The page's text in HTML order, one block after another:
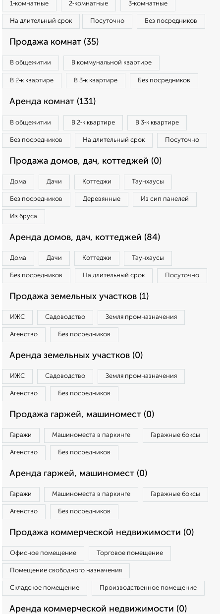
1‑комнатные 2‑комнатные 3‑комнатные
На длительный срок Посуточно Без посредников
Продажа комнат (35)
В общежитии В коммунальной квартире
В 2‑к квартире В 3‑к квартире Без посредников
Аренда комнат (131)
В общежитии В 2‑к квартире В 3‑к квартире
Без посредников На длительный срок Посуточно
Продажа домов, дач, коттеджей (0)
Дома Дачи Коттеджи Таунхаусы
Без посредников Деревянные Из сип панелей
Из бруса
Аренда домов, дач, коттеджей (84)
Дома Дачи Коттеджи Таунхаусы
Без посредников На длительный срок Посуточно
Продажа земельных участков (1)
ИЖС Садоводство Земля промназначения
Агенство Без посредников
Аренда земельных участков (0)
ИЖС Садоводство Земля промназначения
Агенство Без посредников
Продажа гаржей, машиномест (0)
Гаражи Машиноместа в паркинге Гаражные боксы
Агенство Без посредников
Аренда гаржей, машиномест (0)
Гаражи Машиноместа в паркинге Гаражные боксы
Агенство Без посредников
Продажа коммерческой недвижимости (0)
Офисное помещение Торговое помещение
Помещение свободного назначения
Складское помещение Производственное помещение
Аренда коммерческой недвижимости (0)